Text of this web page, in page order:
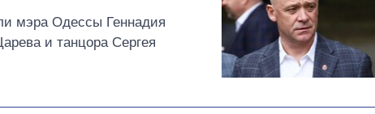
мэра Одессы Геннадия
и танцора Сергея